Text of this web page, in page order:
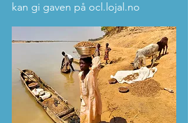
kan gi gaven på ocl.lojal.no